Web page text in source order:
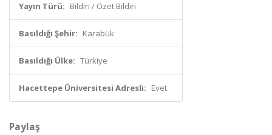
Yayın Türü: Bildiri / Özet Bildiri
Basıldığı Şehir: Karabük
Basıldığı Ülke: Türkiye
Hacettepe Üniversitesi Adresli: Evet
Paylaş